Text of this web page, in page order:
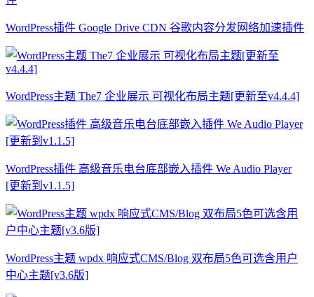
WordPress插件 Google Drive CDN 谷歌内容分发网络加速插件
WordPress主题 The7 企业展示 可视化布局主题[更新至v4.4.4]
WordPress插件 高级音乐电台底部嵌入插件 We Audio Player
[更新到v1.1.5]
WordPress主题 wpdx 响应式CMS/Blog 双布局5色可选含用户
中心主题[v3.6版]